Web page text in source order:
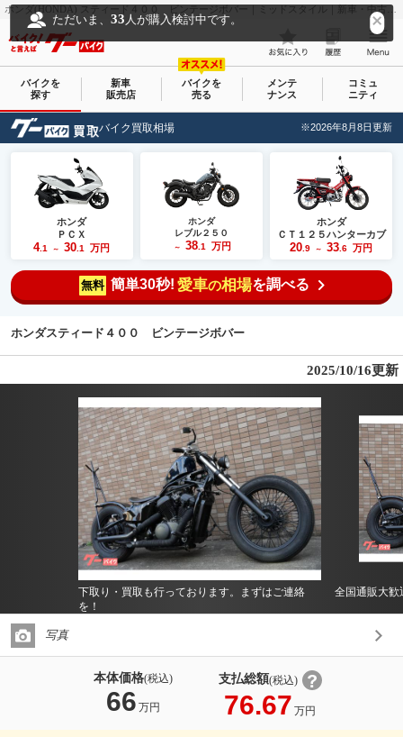
ホンダ(HONDA) スティード４００ ビンテージボバー｜ミッドスタイル｜新車・中古バイクなら【グーバイク(GooBike)】
ただいま、33 人が購入検討中です。
バイクを
探す
新車
販売店
バイクを
売る
メンテ
ナンス
コミュ
ニティ
バイク買取相場 ※2026年8月8日更新
ホンダ
ＰＣＸ
4.1 ～ 30 .1 万円
ホンダ
レブル２５０
～ 38.1 万円
ホンダ
ＣＴ１２５ハンターカブ
20 .9 ～ 33 .6 万円
無料 簡単30秒! 愛車の相場を調べる
ホンダスティード４００ ビンテージボバー
2025/10/16更新
下取り・買取も行っております。まずはご連絡
を！
全国通販大歓
写真
本体価格(税込)
66 万円
支払総額(税込)
76.67 万円